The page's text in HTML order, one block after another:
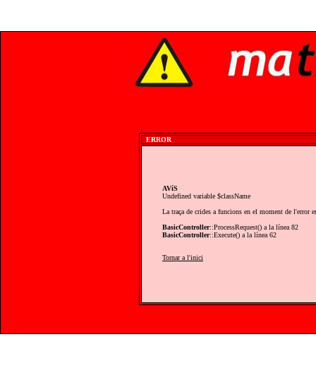
ERROR
AVíS
Undefined variable $className
La traça de crides a funcions en el moment de l'error
BasicController::ProcessRequest() a la línea 82
BasicController::Execute() a la línea 62
Tornar a l'inici